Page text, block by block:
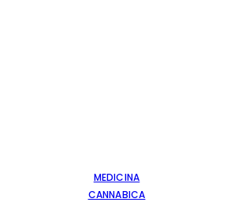
MEDICINA
CANNABICA